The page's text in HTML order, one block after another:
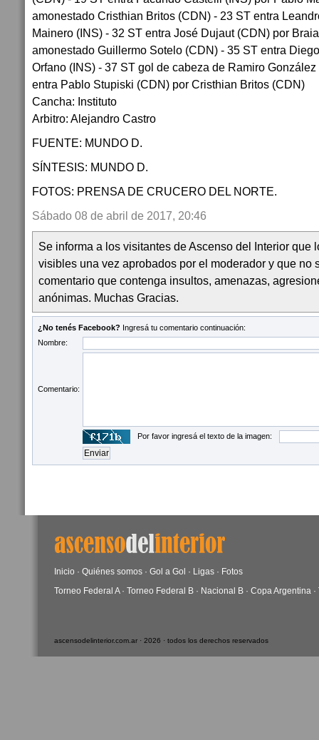
amonestado Cristhian Britos (CDN) - 23 ST entra
Mainero (INS) - 32 ST entra José Dujaut (CDN) por
amonestado Guillermo Sotelo (CDN) - 35 ST entra
Orfano (INS) - 37 ST gol de cabeza de Ramiro
entra Pablo Stupiski (CDN) por Cristhian Britos (CDN)
Cancha: Instituto
Arbitro: Alejandro Castro
FUENTE: MUNDO D.
SÍNTESIS: MUNDO D.
FOTOS: PRENSA DE CRUCERO DEL NORTE.
Sábado 08 de abril de 2017, 20:46
Se informa a los visitantes de Ascenso del Interior que
visibles una vez aprobados por el moderador y que no
comentario que contenga insultos, amenazas,
anónimas. Muchas Gracias.
¿No tenés Facebook? Ingresá tu comentario continuación:
Nombre:
Comentario:
Por favor ingresá el texto de la imagen:
Inicio · Quiénes somos · Gol a Gol · Ligas · Fotos
Torneo Federal A· Torneo Federal B · Nacional B · Copa Argentina ·
ascensodelinterior.com.ar · 2026 · todos los derechos reservados